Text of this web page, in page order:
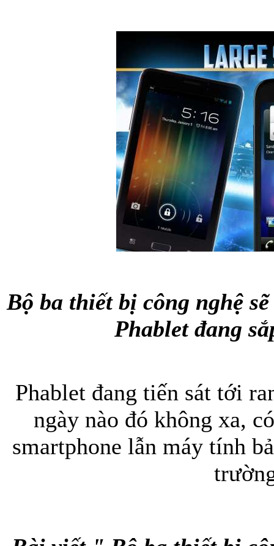
Bộ ba thiết bị công nghệ
Phablet đang
Phablet đang tiến sát tới
ngày nào đó không xa,
smartphone lẫn máy tính